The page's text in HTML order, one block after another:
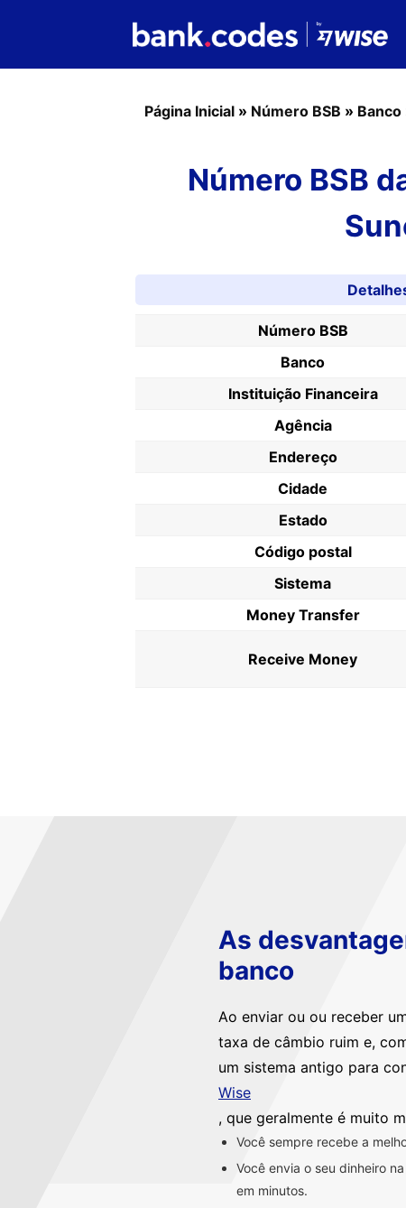
Página Inicial » Número BSB » Banco
Número BSB
Número BSB
Banco
Instituição Financeira
Agência
Endereço
Cidade
Estado
Código postal
Sistema
Money Transfer
Receive Money
As
banco
Ao enviar ou ou receber
taxa de câmbio ruim e,
um sistema antigo para
Wise
, que geralmente é muito
Você sempre recebe a
Você envia o seu dinheiro
em minutos.